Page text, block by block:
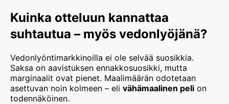
Kuinka otteluun kannattaa
suhtautua – myös vedonlyöjänä?
Vedonlyöntimarkkinoilla ei ole selvää suosikkia.
Saksa on aavistuksen ennakkosuosikki, mutta
marginaalit ovat pienet. Maalimäärän odotetaan
asettuvan noin kolmeen – eli vähämaalinen peli on
todennäköinen.